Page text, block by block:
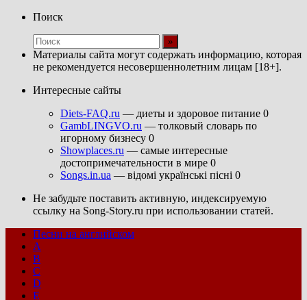
Поиск
Материалы сайта могут содержать информацию, которая
не рекомендуется несовершеннолетним лицам [18+].
Интересные сайты
Diets-FAQ.ru — диеты и здоровое питание 0
GambLINGVO.ru — толковый словарь по
игорному бизнесу 0
Showplaces.ru — самые интересные
достопримечательности в мире 0
Songs.in.ua — відомі українські пісні 0
Не забудьте поставить активную, индексируемую
ссылку на Song-Story.ru при использовании статей.
Песни на английском
A
B
C
D
E